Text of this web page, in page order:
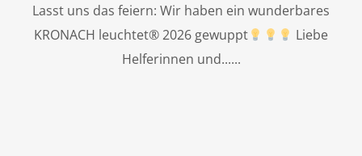
Lasst uns das feiern: Wir haben ein wunderbares
KRONACH leuchtet® 2026 gewuppt
Liebe
Helferinnen und...